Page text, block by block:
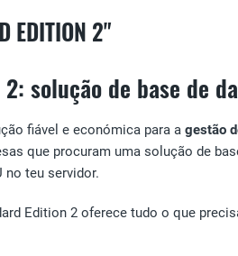
EDITION 2"
solução de base de
fiável e económica para a gestão
que procuram uma solução de
teu servidor.
Edition 2 oferece tudo o que